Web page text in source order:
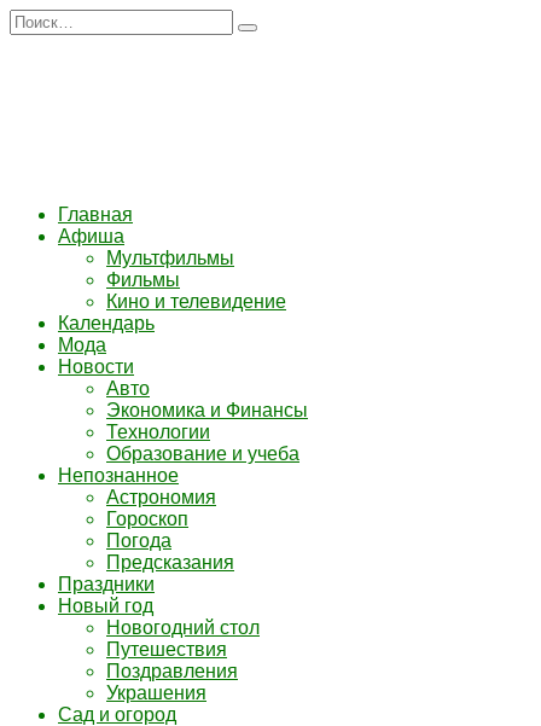
Перейти
к
Search
for:
Главная
Афиша
Мультфильмы
Фильмы
Кино и телевидение
Календарь
Мода
Новости
Авто
Экономика и Финансы
Технологии
Образование и учеба
Непознанное
Астрономия
Гороскоп
Погода
Предсказания
Праздники
Новый год
Новогодний стол
Путешествия
Поздравления
Украшения
Сад и огород